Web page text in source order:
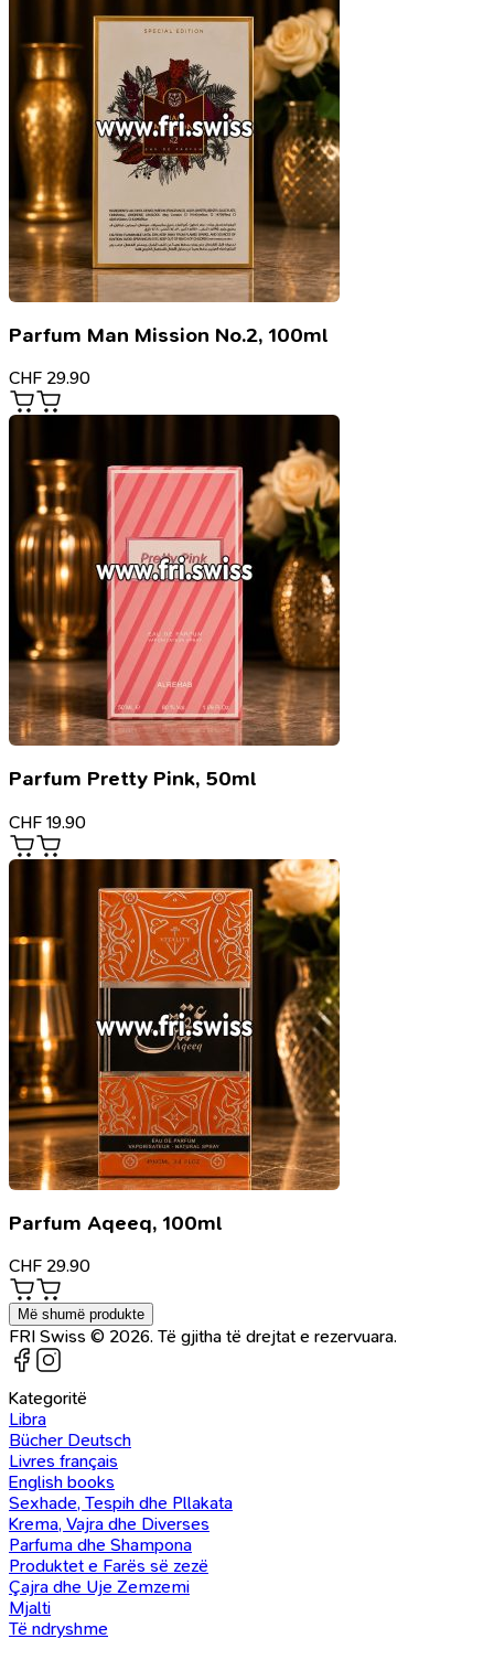
Parfum Man Mission No.2, 100ml
CHF 29.90
Parfum Pretty Pink, 50ml
CHF 19.90
Parfum Aqeeq, 100ml
CHF 29.90
Më shumë produkte
FRI Swiss © 2026. Të gjitha të drejtat e rezervuara.
Kategoritë
Libra
Bücher Deutsch
Livres français
English books
Sexhade, Tespih dhe Pllakata
Krema, Vajra dhe Diverses
Parfuma dhe Shampona
Produktet e Farës së zezë
Çajra dhe Uje Zemzemi
Mjalti
Të ndryshme